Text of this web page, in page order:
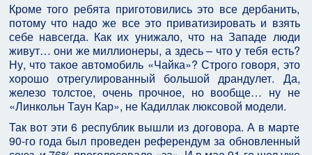
Кроме того ребята приготовились это все дербанить,
потому что надо же все это приватизировать и взять
себе навсегда. Как их унижало, что на Западе люди
живут… они же миллионеры, а здесь – что у тебя есть?
Ну, что такое автомобиль «Чайка»? Строго говоря, это
хорошо отрегулированный большой драндулет. Да,
железо толстое, очень прочное, но вообще… ну не
«Линкольн Таун Кар», не Кадиллак люксовой модели.
Так вот эти 6 республик вышли из договора. А в марте
90-го года был проведен референдум за обновленный